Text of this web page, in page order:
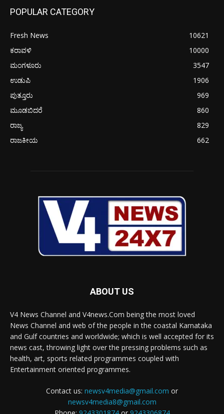
POPULAR CATEGORY
Fresh News
10621
ಕರಾವಳಿ
10000
ಮಂಗಳೂರು
3547
ಉಡುಪಿ
1906
ಪುತ್ತೂರು
969
ಮೂಡಬಿದರೆ
860
ರಾಜ್ಯ
829
ರಾಜಕೀಯ
662
ABOUT US
V4 News Channel and V4news.Com being the most loved
News Channel and web of the people in the coastal Karnataka
and Gulf countries and worldwide; which is well accepted for its
news cast, throwing light over the pressing problems such as
health, art, sports related programmes coupled with
Entertainment oriented programmes.
Contact us: newsv4media@gmail.com or
newsv4media8@gmail.com